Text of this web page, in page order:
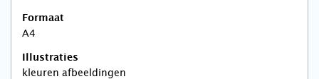
Formaat
A4
Illustraties
kleuren afbeeldingen